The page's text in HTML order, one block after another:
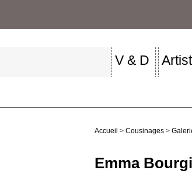
V & D
Accueil > Cousinages >
Emma